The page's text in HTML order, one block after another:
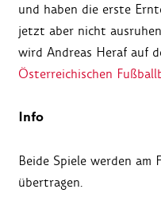
und haben die erste
jetzt aber nicht
wird Andreas Heraf auf
Österreichischen
Info
Beide Spiele werden
übertragen.